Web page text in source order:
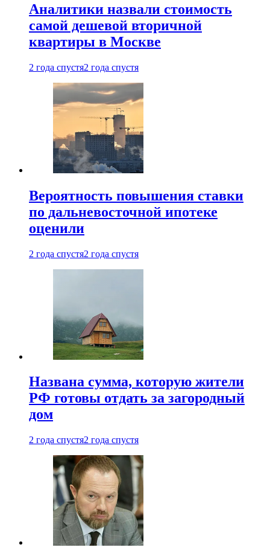
Аналитики назвали стоимость
самой дешевой вторичной
квартиры в Москве
2 года спустя2 года спустя
Вероятность повышения ставки
по дальневосточной ипотеке
оценили
2 года спустя2 года спустя
Названа сумма, которую жители
РФ готовы отдать за загородный
дом
2 года спустя2 года спустя